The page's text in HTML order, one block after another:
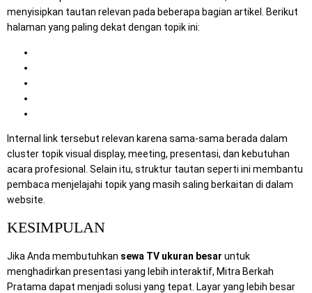
menyisipkan tautan relevan pada beberapa bagian artikel. Berikut
halaman yang paling dekat dengan topik ini:
Internal link tersebut relevan karena sama-sama berada dalam
cluster topik visual display, meeting, presentasi, dan kebutuhan
acara profesional. Selain itu, struktur tautan seperti ini membantu
pembaca menjelajahi topik yang masih saling berkaitan di dalam
website.
KESIMPULAN
Jika Anda membutuhkan sewa TV ukuran besar untuk
menghadirkan presentasi yang lebih interaktif, Mitra Berkah
Pratama dapat menjadi solusi yang tepat. Layar yang lebih besar